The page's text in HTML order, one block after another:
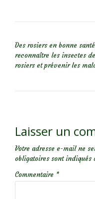
Des rosiers en bonne
reconnaître les insectes
rosiers et prévenir les
Laisser un
Votre adresse e-mail ne
obligatoires sont indiqués
Commentaire *